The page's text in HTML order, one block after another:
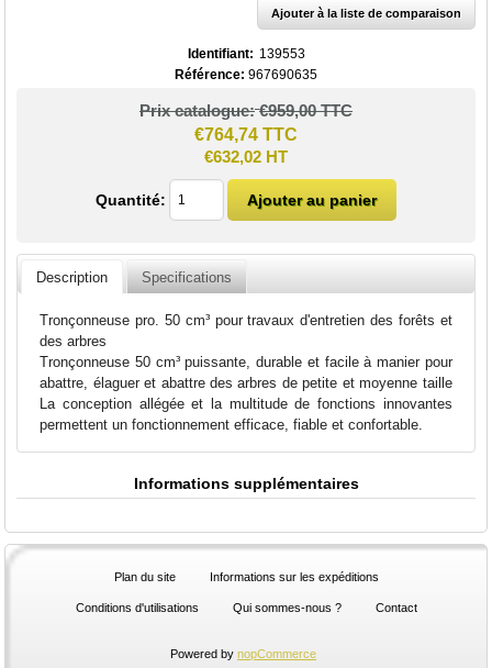
Identifiant: 139553
Référence: 967690635
Prix catalogue: €959,00 TTC
€764,74 TTC
€632,02 HT
Quantité:
Description Specifications
Tronçonneuse pro. 50 cm³ pour travaux d'entretien des forêts et
des arbres
Tronçonneuse 50 cm³ puissante, durable et facile à manier pour
abattre, élaguer et abattre des arbres de petite et moyenne taille
La conception allégée et la multitude de fonctions innovantes
permettent un fonctionnement efficace, fiable et confortable.
Informations supplémentaires
Plan du site Informations sur les expéditions
Conditions d'utilisations Qui sommes-nous ? Contact
Powered by nopCommerce